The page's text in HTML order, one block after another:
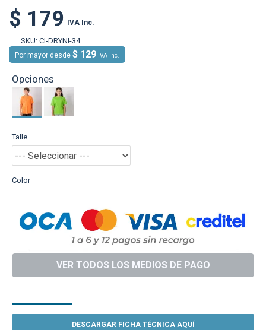
$ 179 IVA Inc.
SKU: CI-DRYNI-34
Por mayor desde $ 129 IVA inc.
Opciones
Talle
Color
VER TODOS LOS MEDIOS DE PAGO
DESCARGAR FICHA TÉCNICA AQUÍ